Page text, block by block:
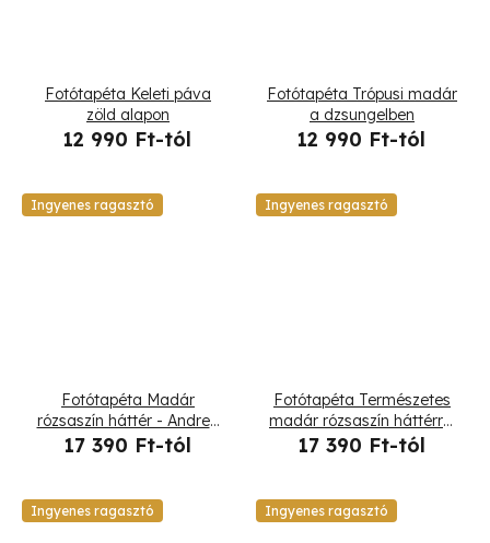
Fotótapéta Keleti páva
zöld alapon
12 990 Ft-tól
Fotótapéta Trópusi madár
a dzsungelben
12 990 Ft-tól
Ingyenes ragasztó
Fotótapéta Madár
rózsaszín háttér - Andrea
Haase
17 390 Ft-tól
Ingyenes ragasztó
Fotótapéta Természetes
madár rózsaszín háttérrel
- Andrea Haase
17 390 Ft-tól
Ingyenes ragasztó Ingyenes ragasztó